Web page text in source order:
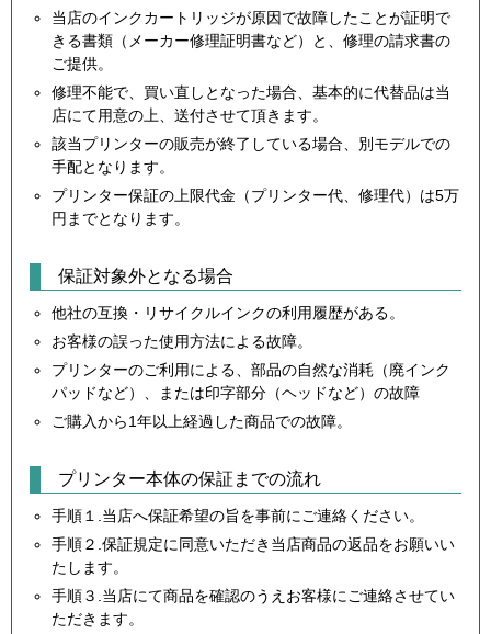
当店のインクカートリッジが原因で故障したことが証明で
きる書類（メーカー修理証明書など）と、修理の請求書の
ご提供。
修理不能で、買い直しとなった場合、基本的に代替品は当
店にて用意の上、送付させて頂きます。
該当プリンターの販売が終了している場合、別モデルでの
手配となります。
プリンター保証の上限代金（プリンター代、修理代）は5万
円までとなります。
保証対象外となる場合
他社の互換・リサイクルインクの利用履歴がある。
お客様の誤った使用方法による故障。
プリンターのご利用による、部品の自然な消耗（廃インク
パッドなど）、または印字部分（ヘッドなど）の故障
ご購入から1年以上経過した商品での故障。
プリンター本体の保証までの流れ
手順１.当店へ保証希望の旨を事前にご連絡ください。
手順２.保証規定に同意いただき当店商品の返品をお願いい
たします。
手順３.当店にて商品を確認のうえお客様にご連絡させてい
ただきます。